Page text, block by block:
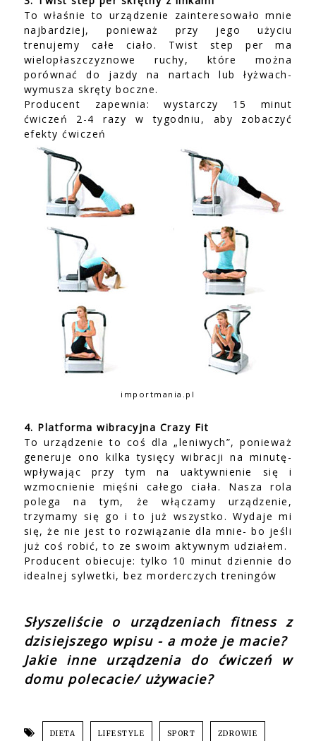
To właśnie to urządzenie zainteresowało mnie
najbardziej, ponieważ przy jego użyciu
trenujemy całe ciało. Twist step per ma
wielopłaszczyznowe ruchy, które można
porównać do jazdy na nartach lub łyżwach-
wymusza skręty boczne.
Producent zapewnia: wystarczy 15 minut
ćwiczeń 2-4 razy w tygodniu, aby zobaczyć
efekty ćwiczeń
importmania.pl
4. Platforma wibracyjna Crazy Fit
To urządzenie to coś dla „leniwych”, ponieważ
generuje ono kilka tysięcy wibracji na minutę-
wpływając przy tym na uaktywnienie się i
wzmocnienie mięśni całego ciała. Nasza rola
polega na tym, że włączamy urządzenie,
trzymamy się go i to już wszystko. Wydaje mi
się, że nie jest to rozwiązanie dla mnie- bo jeśli
już coś robić, to ze swoim aktywnym udziałem.
Producent obiecuje: tylko 10 minut dziennie do
idealnej sylwetki, bez morderczych treningów
Słyszeliście o urządzeniach fitness z
dzisiejszego wpisu - a może je macie?
Jakie inne urządzenia do ćwiczeń w
domu polecacie/ używacie?
DIETA LIFESTYLE SPORT ZDROWIE